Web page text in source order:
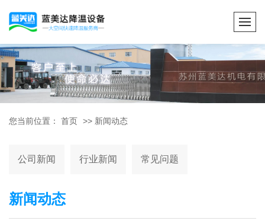
您当前位置： 首页 >> 新闻动态
公司新闻 行业新闻 常见问题
新闻动态